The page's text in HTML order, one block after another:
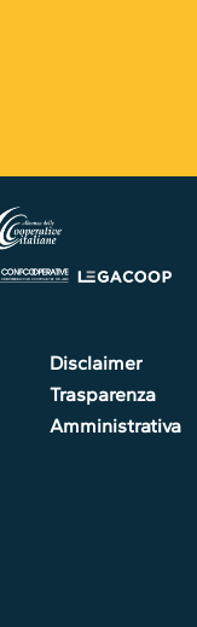
Disclaimer
Trasparenza
Amministrativa